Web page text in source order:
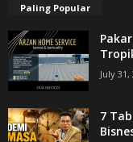
Paling Popular
July 31,
7